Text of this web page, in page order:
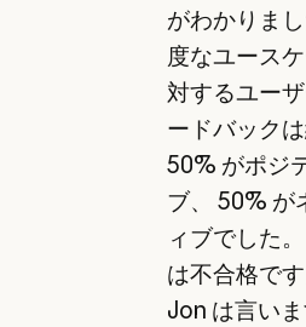
がわかりま
度なユース
対するユー
ードバック
50% がポジ
ブ、 50% が
ィブでした
は不合格で
Jon は言いま